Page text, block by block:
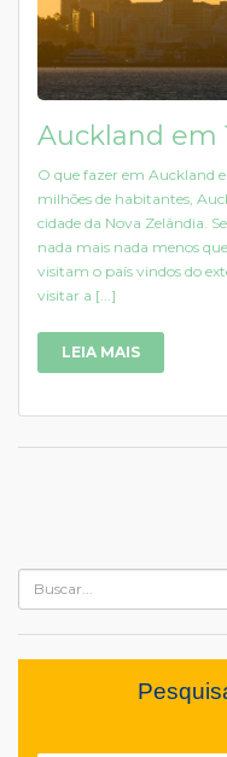
Auckland em
O que fazer em Auckland
milhões de habitantes,
cidade da Nova Zelândia.
nada mais nada menos
visitam o país vindos do
visitar a [...]
LEIA MAIS